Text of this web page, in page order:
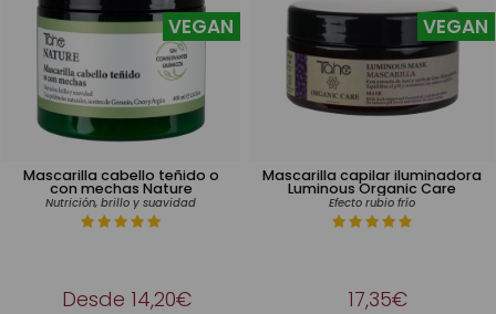
Mascarilla cabello teñido o
con mechas Nature
Nutrición, brillo y suavidad
VEGAN
Desde 14,20€
Mascarilla capilar iluminadora
Luminous Organic Care
Efecto rubio frío
VEGAN
17,35€